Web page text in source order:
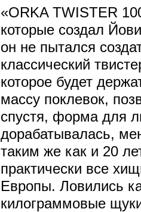
«ORKA TWISTER
которые создал
он не пытался
классический
которое будет
массу поклевок,
спустя, форма для
дорабатывалась,
таким же как и 20
практически все
Европы. Ловились
килограммовые